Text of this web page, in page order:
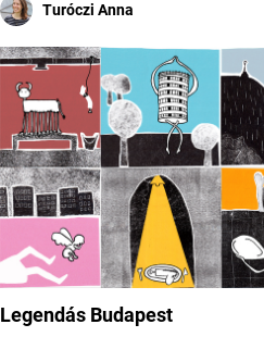
Turóczi Anna
Legendás Budapest